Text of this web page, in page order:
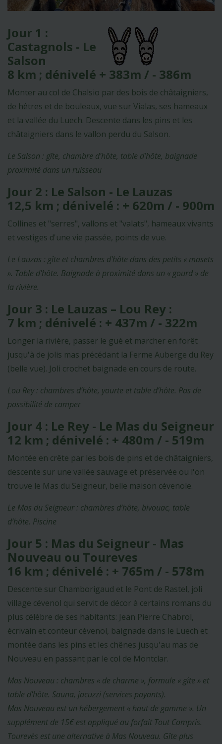
Jour 1 :
Castagnols - Le
Salson
8 km ; dénivelé + 383m / - 386m
Monter au col de Chalsio par des bois de châtaigniers,
de hêtres et de bouleaux, vue sur Vialas, ses hameaux
et la vallée du Luech. Descente dans les pins et les
châtaigniers dans le vallon perdu du Salson.
Le Salson : gîte, chambre d'hôte, table d’hôte, baignade
proximité dans un ruisseau
Jour 2 : Le Salson - Le Lauzas
12,5 km ; dénivelé : + 620m / - 900m
Collines et "serres", vallons et "valats", hameaux vivants
et vestiges d'une vie passée, points de vue.
Le Lauzas : gîte et chambres d'hôte dans des petits « masets
». Table d'hôte. Baignade à proximité dans un « gourd » de
la rivière.
Jour 3 : Le Lauzas – Lou Rey :
7 km ; dénivelé : + 437m / - 322m
Longer la rivière, passer le gué et marcher en forêt
jusqu'à de jolis mas précédant la Ferme Auberge du Rey
(belle vue). Joli crochet baignade en cours de route.
Lou Rey : chambres d’hôte, yourte et table d’hôte. Pas de
possibilité de camper
Jour 4 : Le Rey - Le Mas du Seigneur
12 km ; dénivelé : + 480m / - 519m
Montée en crête par les bois de pins et de châtaigniers,
descente sur une vallée sauvage et préservée ou l'on
trouve le Mas du Seigneur, belle maison cévenole.
Le Mas du Seigneur : chambres d’hôte, bivouac, table
d’hôte. Piscine
Jour 5 : Mas du Seigneur - Mas
Nouveau ou Toureves
16 km ; dénivelé : + 765m / - 578m
Descente sur Chamborigaud et le Pont de Rastel, joli
village cévenol qui servit de décor à certains romans du
plus célèbre de ses habitants: Jean Pierre Chabrol,
écrivain et conteur cévenol, baignade dans le Luech et
montée dans les pins et les chênes jusqu'au mas de
Nouveau en passant par le col de Montclar.
Mas Nouveau : chambres « de charme », formule « gîte » et
table d'hôte. Sauna, jacuzzi (services payants).
Mas Nouveau est un hébergement « haut de gamme ». Un
supplément de 15€ est appliqué au forfait Tout Compris.
Tourevès est une alternative à Mas Nouveau. Gîte plus